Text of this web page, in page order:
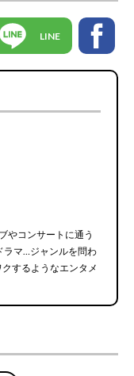
LINE
やコンサートに通う
ラマ…ジャンルを問わ
するようなエンタメ